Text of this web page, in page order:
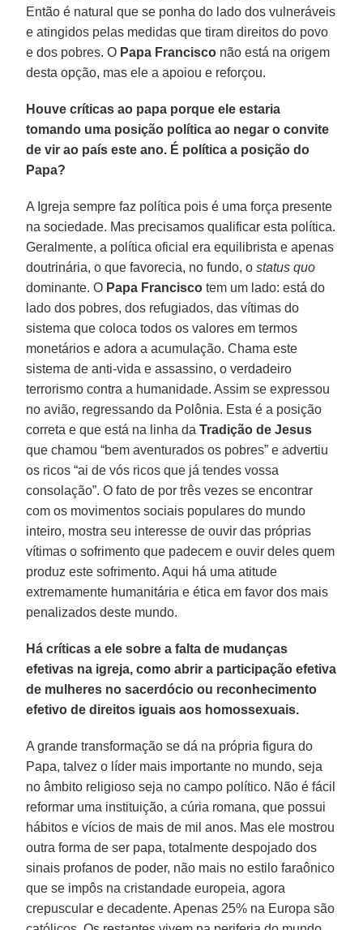
Então é natural que se ponha do lado dos vulneráveis
e atingidos pelas medidas que tiram direitos do povo
e dos pobres. O Papa Francisco não está na origem
desta opção, mas ele a apoiou e reforçou.
Houve críticas ao papa porque ele estaria
tomando uma posição política ao negar o convite
de vir ao país este ano. É política a posição do
Papa?
A Igreja sempre faz política pois é uma força presente
na sociedade. Mas precisamos qualificar esta política.
Geralmente, a política oficial era equilibrista e apenas
doutrinária, o que favorecia, no fundo, ostatus quo
dominante. O Papa Francisco tem um lado: está do
lado dos pobres, dos refugiados, das vítimas do
sistema que coloca todos os valores em termos
monetários e adora a acumulação. Chama este
sistema de anti-vida e assassino, o verdadeiro
terrorismo contra a humanidade. Assim se expressou
no avião, regressando da Polônia. Esta é a posição
correta e que está na linha daTradição de Jesus
que chamou “bem aventurados os pobres” e advertiu
os ricos “ai de vós ricos que já tendes vossa
consolação”. O fato de por três vezes se encontrar
com os movimentos sociais populares do mundo
inteiro, mostra seu interesse de ouvir das próprias
vítimas o sofrimento que padecem e ouvir deles quem
produz este sofrimento. Aqui há uma atitude
extremamente humanitária e ética em favor dos mais
penalizados deste mundo.
Há críticas a ele sobre a falta de mudanças
efetivas na igreja, como abrir a participação efetiva
de mulheres no sacerdócio ou reconhecimento
efetivo de direitos iguais aos homossexuais.
A grande transformação se dá na própria figura do
Papa, talvez o líder mais importante no mundo, seja
no âmbito religioso seja no campo político. Não é fácil
reformar uma instituição, a cúria romana, que possui
hábitos e vícios de mais de mil anos. Mas ele mostrou
outra forma de ser papa, totalmente despojado dos
sinais profanos de poder, não mais no estilo faraônico
que se impôs na cristandade europeia, agora
crepuscular e decadente. Apenas 25% na Europa são